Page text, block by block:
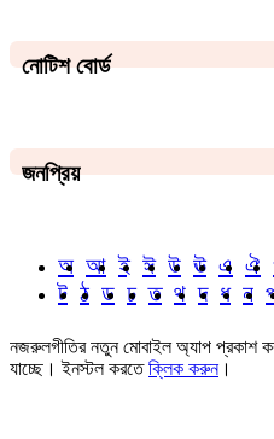
নোটিশ বোর্ড
জনপ্রিয়
অ আ ই ঈ উ ঊ এ ঐ
ট ঠ ড ঢ ত থ দ ধ ন
নজরুলগীতির নতুন মোবাইল অ্যাপ প্রকাশ
যাচ্ছে। ইনস্টল করতেক্লিক করুন।